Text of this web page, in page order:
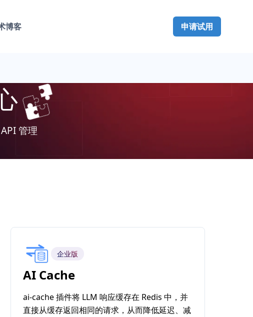
博客 申请试用
管理
企业版
AI Cache
ai-cache 插件将 LLM 响应缓存在 Redis 中，并
直接从缓存返回相同的请求，从而降低延迟、减